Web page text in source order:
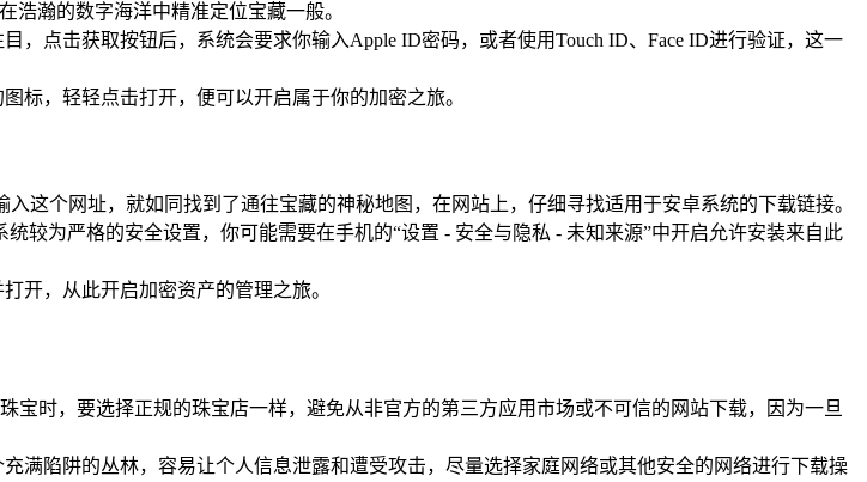
浩瀚的数字海洋中精准定位宝藏一般。
，点击获取按钮后，系统会要求你输入Apple ID密码，或者使用Touch ID、Face ID进行验证，这一
标，轻轻点击打开，便可以开启属于你的加密之旅。
入这个网址，就如同找到了通往宝藏的神秘地图，在网站上，仔细寻找适用于安卓系统的下载链接。
较为严格的安全设置，你可能需要在手机的“设置 - 安全与隐私 - 未知来源”中开启允许安装来自此
开，从此开启加密资产的管理之旅。
宝时，要选择正规的珠宝店一样，避免从非官方的第三方应用市场或不可信的网站下载，因为一旦
满陷阱的丛林，容易让个人信息泄露和遭受攻击，尽量选择家庭网络或其他安全的网络进行下载操